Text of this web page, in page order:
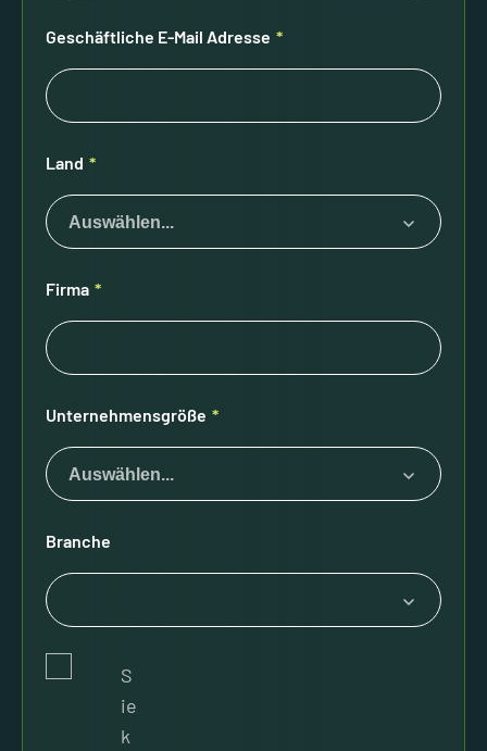
*
Geschäftliche E-Mail Adresse
*
Land
Auswählen...
*
Firma
*
Unternehmensgröße
Auswählen...
Branche
S
ie
k